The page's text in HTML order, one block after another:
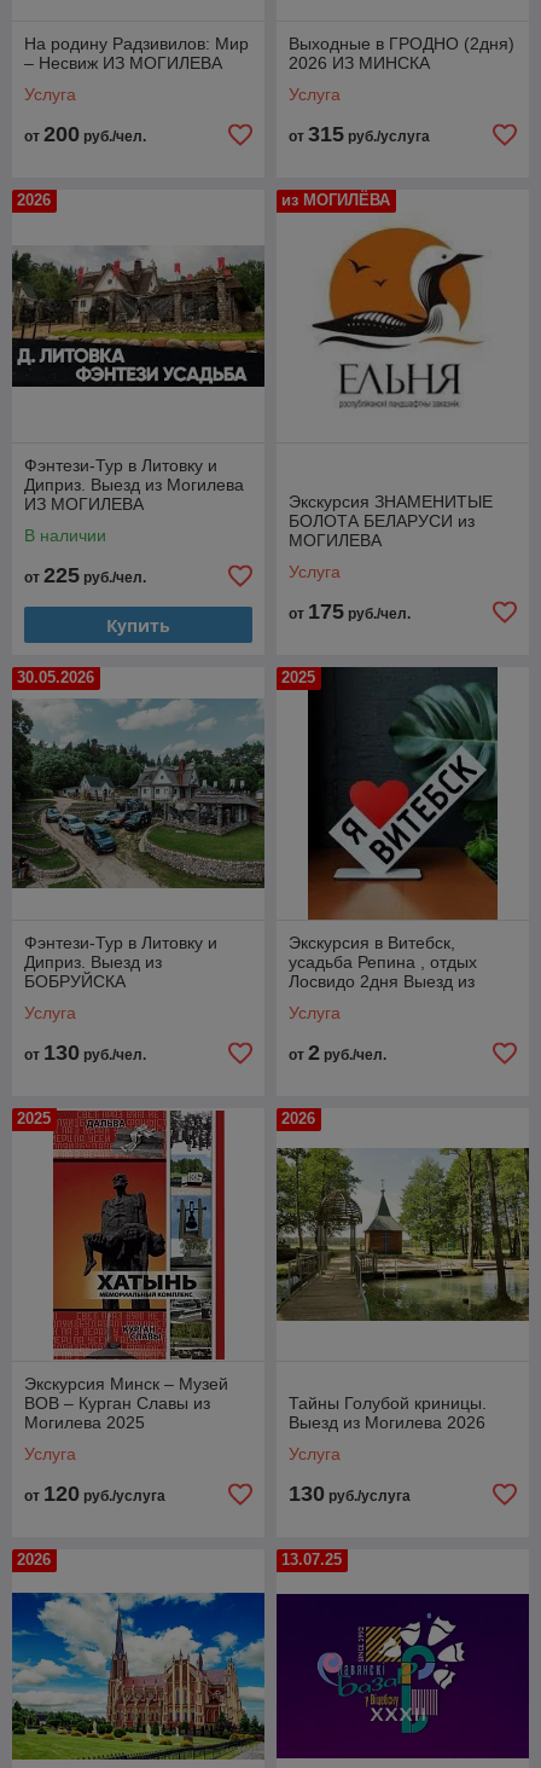
На родину Радзивилов: Мир
– Несвиж ИЗ МОГИЛЕВА
Услуга
от 200 руб./чел.
Выходные в ГРОДНО (2дня)
2026 ИЗ МИНСКА
Услуга
от 315 руб./услуга
2026
Фэнтези-Тур в Литовку и
Диприз. Выезд из Могилева
ИЗ МОГИЛЕВА
В наличии
от 225 руб./чел.
Купить
из МОГИЛЁВА
Экскурсия ЗНАМЕНИТЫЕ
БОЛОТА БЕЛАРУСИ из
МОГИЛЕВА
Услуга
от 175 руб./чел.
30.05.2026
Фэнтези-Тур в Литовку и
Диприз. Выезд из
БОБРУЙСКА
Услуга
от 130 руб./чел.
2025
Экскурсия в Витебск,
усадьба Репина , отдых
Лосвидо 2дня Выезд из
Услуга
от 2 руб./чел.
2025
Экскурсия Минск – Музей
ВОВ – Курган Славы из
Могилева 2025
Услуга
от 120 руб./услуга
2026
Тайны Голубой криницы.
Выезд из Могилева 2026
Услуга
130 руб./услуга
2026 13.07.25